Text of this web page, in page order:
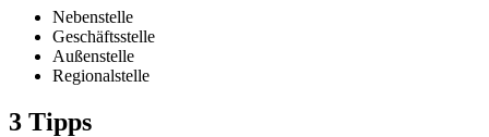
Nebenstelle
Geschäftsstelle
Außenstelle
Regionalstelle
3 Tipps